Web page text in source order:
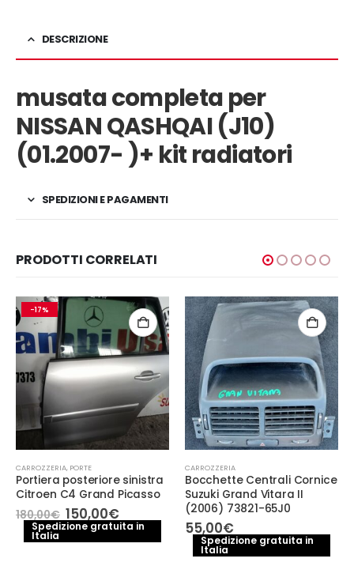
DESCRIZIONE
musata completa per
NISSAN QASHQAI (J10)
(01.2007- )+ kit radiatori
SPEDIZIONI E PAGAMENTI
PRODOTTI CORRELATI
-17%
CARROZZERIA, PORTE
Portiera posteriore sinistra
Citroen C4 Grand Picasso
180,00€ Il
prezzo
originale
150,00€Il
prezzo
attuale
Spedizione gratuita in
Italia
CARROZZERIA
Bocchette Centrali Cornice
Suzuki Grand Vitara II
(2006) 73821-65J0
55,00€
Spedizione gratuita in
Italia